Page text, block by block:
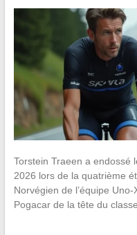
Torstein Traeen a endossé
2026 lors de la quatrième
Norvégien de l’équipe
Pogacar de la tête du